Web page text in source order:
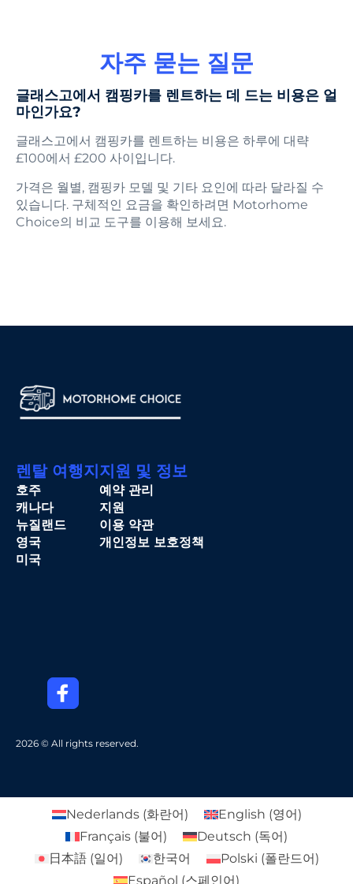
자주 묻는 질문
글래스고에서 캠핑카를 렌트하는 데 드는 비용은 얼
마인가요?
글래스고에서 캠핑카를 렌트하는 비용은 하루에 대략
£100에서 £200 사이입니다.
가격은 월별, 캠핑카 모델 및 기타 요인에 따라 달라질 수
있습니다. 구체적인 요금을 확인하려면 Motorhome
Choice의 비교 도구를 이용해 보세요.
2026 © All rights reserved.
렌탈 여행지
호주
캐나다
뉴질랜드
영국
미국
지원 및 정보
예약 관리
지원
이용 약관
개인정보 보호정책
Nederlands(화란어) English (영어)
Français (불어) Deutsch (독어)
日本語(일어) 한국어 Polski (폴란드어)
Español (스페인어)